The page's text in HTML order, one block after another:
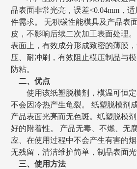
品表面非常光亮，误差<0.04mm，
件需求。
无积碳性能模具及 产品表
皮，不影响后续二次加工表面处理。
表面上，有效成分形成致密的薄膜
压、耐冲刷，有效阻止模压制品与
防粘。
二、优点
使用该纸塑脱模剂，模温可恒
不会因冷热产生龟裂。纸塑脱模剂
产品表面光亮而无色斑。纸塑脱模
好的附着性。
产品无毒、不燃、无
应、在使用过程中不会产生有害的烟
无残留，清洁维护简单，制品表面光
三、使用方法